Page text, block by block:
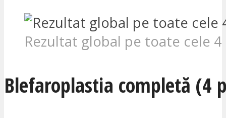
Rezultat global pe toate cele
Blefaroplastia completă (4